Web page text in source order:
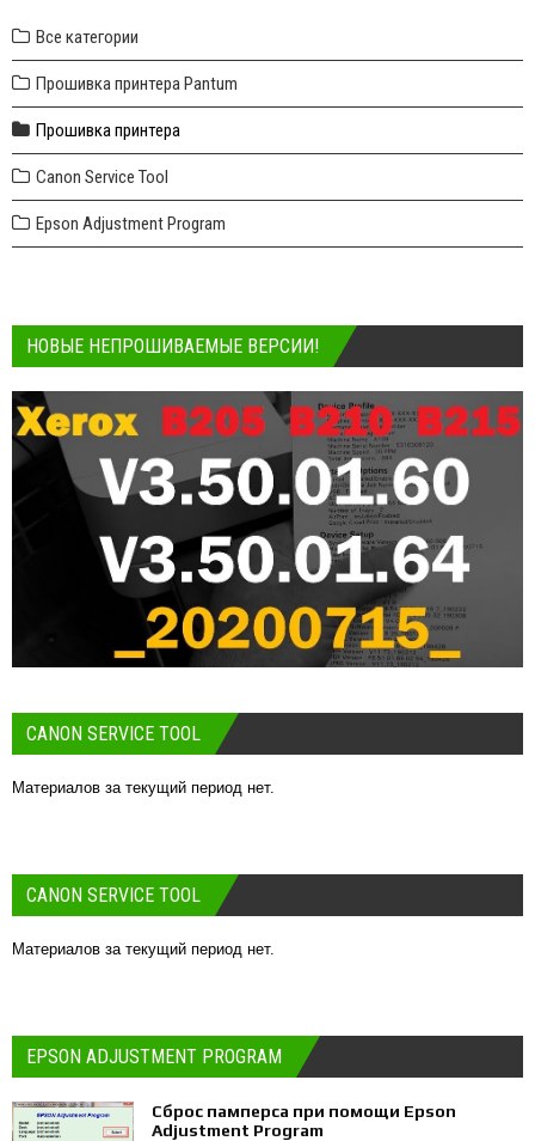
Все категории
Прошивка принтера Pantum
Прошивка принтера
Canon Service Tool
Epson Adjustment Program
НОВЫЕ НЕПРОШИВАЕМЫЕ ВЕРСИИ!
CANON SERVICE TOOL
Материалов за текущий период нет.
CANON SERVICE TOOL
Материалов за текущий период нет.
EPSON ADJUSTMENT PROGRAM
Сброс памперса при помощи Epson
Adjustment Program